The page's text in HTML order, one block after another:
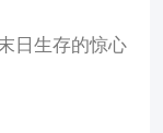
日生存的惊心